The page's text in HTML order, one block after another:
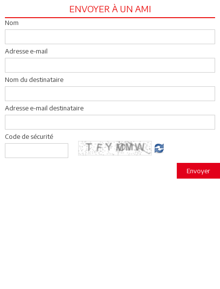
ENVOYER À UN AMI
Nom
Adresse e-mail
Nom du destinataire
Adresse e-mail destinataire
Code de sécurité
Envoyer